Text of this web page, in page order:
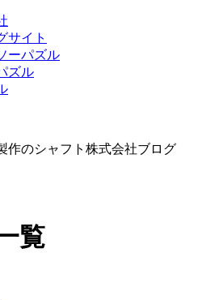
サイト
ーパズル
ズル
作のシャフト株式会社ブログ
覧